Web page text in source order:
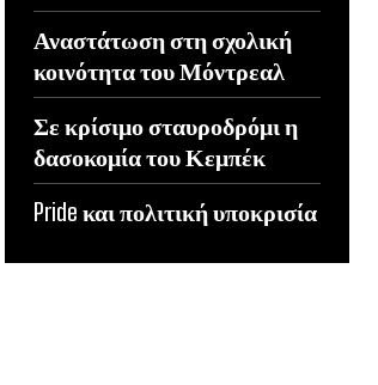
Αναστάτωση στη σχολική
κοινότητα του Μόντρεαλ
Σε κρίσιμο σταυροδρόμι η
δασοκομία του Κεμπέκ
Pride και πολιτική υποκρισία